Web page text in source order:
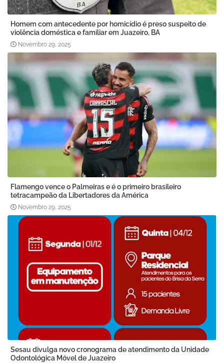
Homem com antecedente por homicídio é preso suspeito de
violência doméstica e familiar em Juazeiro, BA
Novembro 29, 2025
Flamengo vence o Palmeiras e é o primeiro brasileiro
tetracampeão da Libertadores da América
Novembro 29, 2025
Sesau divulga novo cronograma de atendimento da Unidade
Odontológica Móvel de Juazeiro